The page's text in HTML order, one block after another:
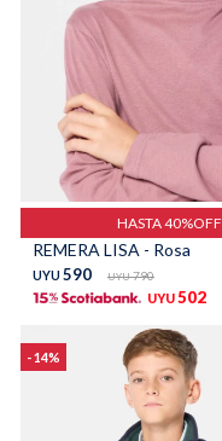
Talle
HASTA 40%OFF
REMERA LISA - Rosa
UYU 590 UYU 790
UYU502
14